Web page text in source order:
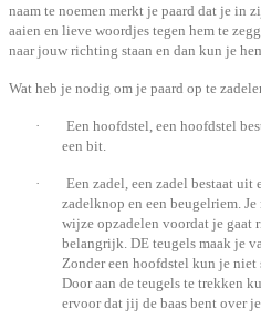
naam te noemen merkt je paard dat je in
aaien en lieve woordjes tegen hem te
naar jouw richting staan en dan kun je
Wat heb je nodig om je paard op te
· Een hoofdstel, een hoofdstel
een bit.
· Een zadel, een zadel bestaat uit
zadelknop en een beugelriem. Je
wijze opzadelen voordat je gaat
belangrijk. DE teugels maak je
Zonder een hoofdstel kun je niet
Door aan de teugels te trekken
ervoor dat jij de baas bent over je